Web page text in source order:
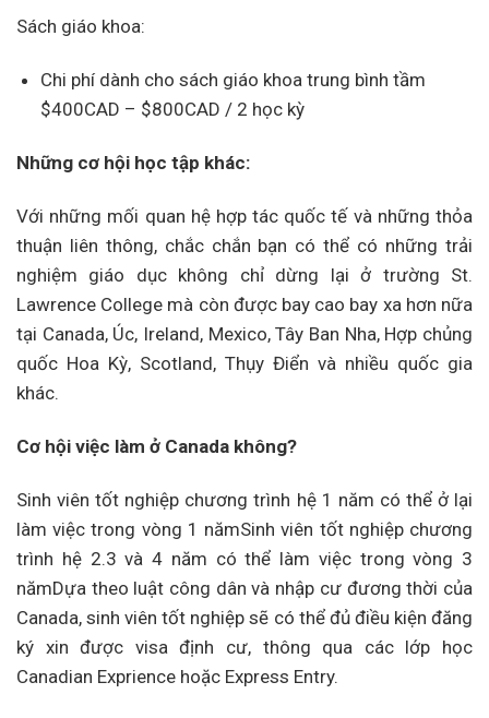
Sách giáo khoa:
Chi phí dành cho sách giáo khoa trung bình tầm
$400CAD – $800CAD / 2 học kỳ
Những cơ hội học tập khác:
Với những mối quan hệ hợp tác quốc tế và những thỏa
thuận liên thông, chắc chắn bạn có thể có những trải
nghiệm giáo dục không chỉ dừng lại ở trường St.
Lawrence College mà còn được bay cao bay xa hơn nữa
tại Canada, Úc, Ireland, Mexico, Tây Ban Nha, Hợp chủng
quốc Hoa Kỳ, Scotland, Thụy Điển và nhiều quốc gia
khác.
Cơ hội việc làm ở Canada không?
Sinh viên tốt nghiệp chương trình hệ 1 năm có thể ở lại
làm việc trong vòng 1 nămSinh viên tốt nghiệp chương
trình hệ 2.3 và 4 năm có thể làm việc trong vòng 3
nămDựa theo luật công dân và nhập cư đương thời của
Canada, sinh viên tốt nghiệp sẽ có thể đủ điều kiện đăng
ký xin được visa định cư, thông qua các lớp học
Canadian Exprience hoặc Express Entry.